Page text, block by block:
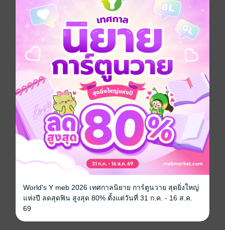
ติดตาม แชร์
หนังสือเรื่อง เก็บเบี้ยใต้ถุน Face Book ชุด ข้อพิพาท
ชายแดนไทย- กัมพูชา เล่ม 4 เป็นหนังสือที่ผู้รวบรวม /
เรียบเรียง ได้จัดทำขึ้นเพื่อให้นักเรียน นิสิต นักศึกษา และผู้
อ่านทั่วไปได้ใช้เป็นหนังสืออ่านประกอบวิชา
ประวัติศาสตร์การเมืองการปกครองและ ภาษาไทย เรื่อง
การอ่าน เก็บใจความสำคัญ จากข่าวที่ได้นำเสนอใน Face
Book ได้นำความรู้ที่ได้จากการอ่านไปใช้ในการศึกษา
ค้นคว้า และอ้างอิงในการทำรายงาน
วันที่วางขาย 26 มิถุนายน 2568
World's Y meb 2026 เทศกาลนิยาย การ์ตูนวาย สุดยิ่งใหญ่
แห่งปี ลดสุดฟิน สูงสุด 80% ตั้งแต่วันที่ 31 ก.ค. - 16 ส.ค.
69